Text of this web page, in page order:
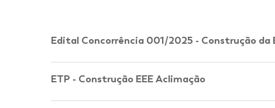
Edital Concorrência 001/2025 - Construção da
ETP - Construção EEE Aclimação